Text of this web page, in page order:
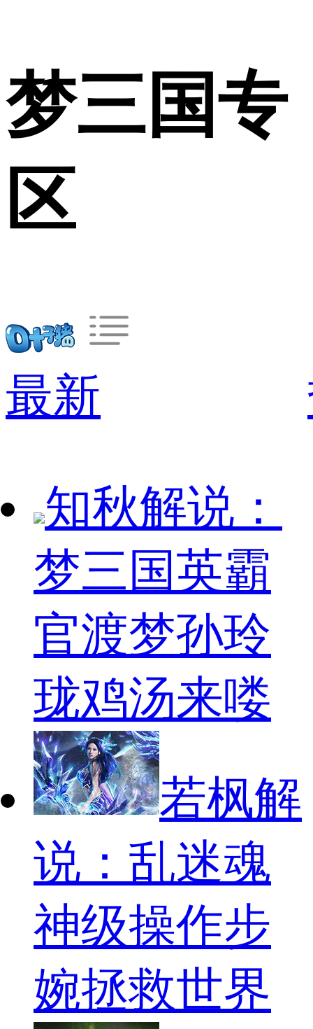
梦三国专
区
最新
知秋解说：
梦三国英霸
官渡梦孙玲
珑鸡汤来喽
若枫解
说：乱迷魂
神级操作步
婉拯救世界